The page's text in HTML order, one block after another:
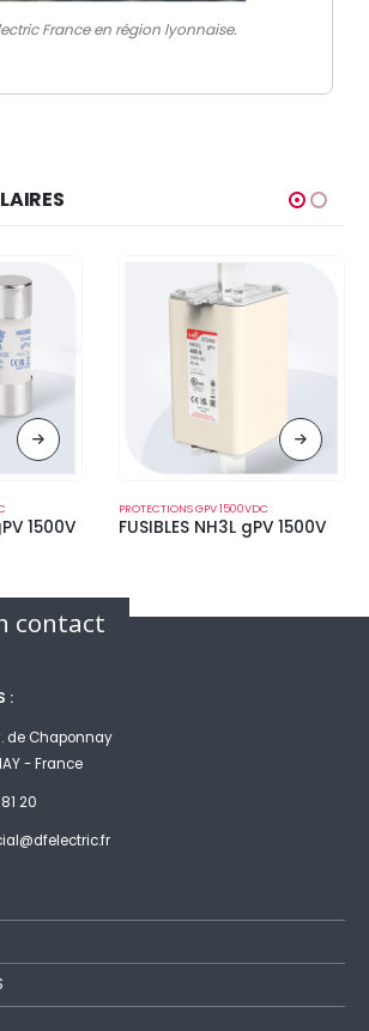
France en région lyonnaise.
1500V
PROTECTIONS GPV 1500VDC
FUSIBLES NH3L gPV 1500V
contact
:
de Chaponnay
- France
20